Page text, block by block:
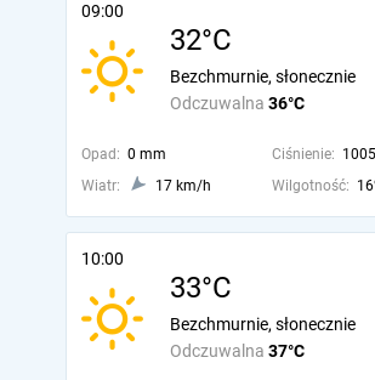
09:00
32°C
Odczuwalna 36°C
Bezchmurnie, słonecznie
Opad: 0 mm Ciśnienie:
Wiatr:
17 km/h Wilgotność:
10:00
33°C
Odczuwalna 37°C
Bezchmurnie, słonecznie